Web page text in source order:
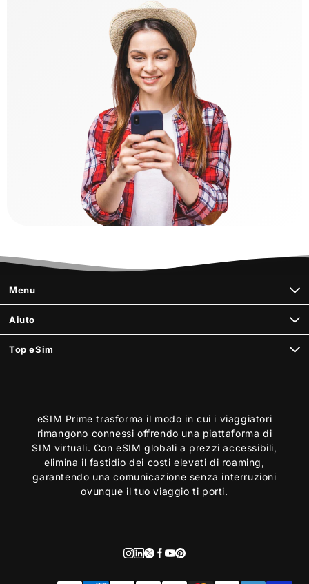
Menu
Aiuto
Top eSim
eSIM Prime trasforma il modo in cui i viaggiatori
rimangono connessi offrendo una piattaforma di
SIM virtuali. Con eSIM globali a prezzi accessibili,
elimina il fastidio dei costi elevati di roaming,
garantendo una comunicazione senza interruzioni
ovunque il tuo viaggio ti porti.